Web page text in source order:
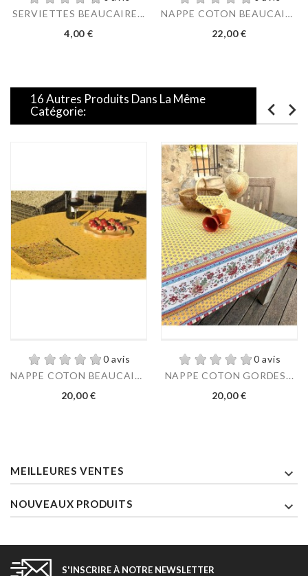
SERVIETTES BEAUCAIRE...
Prix
4,00 €
NAPPE COTON BEAUCAIRE...
Prix
22,00 €
16 Autres Produits Dans La Même
Catégorie:
0 avis
NAPPE COTON BEAUCAIRE...
Prix
20,00 €
0 avis
NAPPE COTON GORDES...
Prix
20,00 €
MEILLEURES VENTES 
NOUVEAUX PRODUITS 
S'INSCRIRE À NOTRE NEWSLETTER